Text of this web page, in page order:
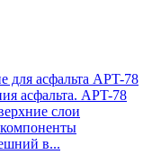
асфальта APT-78
асфальта. APT-78
слои
компоненты
в...